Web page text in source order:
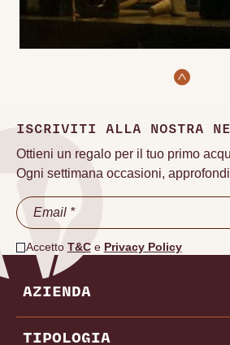
ISCRIVITI ALLA NOSTRA
Ottieni un regalo per il tuo primo
Ogni settimana occasioni,
Accetto T&Ce Privacy Policy
AZIENDA
CHI SIAMO
VADEMECUM VINODOO
TIPOLOGIA